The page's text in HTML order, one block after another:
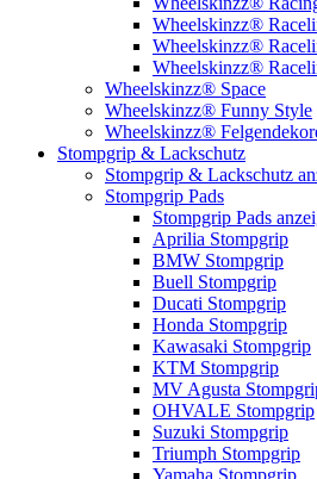
Wheelskinzz®
Wheelskinzz®
Wheelskinzz®
Wheelskinzz® Space
Wheelskinzz® Funny Style
Wheelskinzz®
Stompgrip & Lackschutz
Stompgrip & Lackschutz
Stompgrip Pads
Stompgrip Pads
Aprilia Stompgrip
BMW Stompgrip
Buell Stompgrip
Ducati Stompgrip
Honda Stompgrip
Kawasaki Stompgrip
KTM Stompgrip
MV Agusta
OHVALE Stompgrip
Suzuki Stompgrip
Triumph Stompgrip
Yamaha Stompgrip